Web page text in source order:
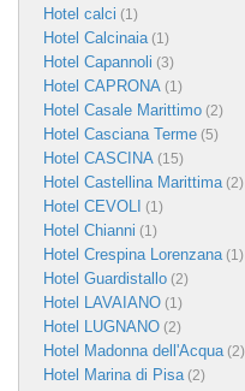
Hotel calci (1)
Hotel Calcinaia(1)
Hotel Capannoli (3)
Hotel CAPRONA (1)
Hotel Casale Marittimo (2)
Hotel Casciana Terme (5)
Hotel CASCINA (15)
Hotel Castellina Marittima(2)
Hotel CEVOLI (1)
Hotel Chianni (1)
Hotel Crespina Lorenzana(1)
Hotel Guardistallo (2)
Hotel LAVAIANO (1)
Hotel LUGNANO (2)
Hotel Madonna dell'Acqua(2)
Hotel Marina di Pisa(2)